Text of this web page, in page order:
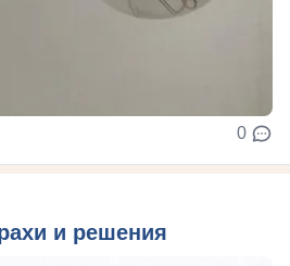
0
и решения